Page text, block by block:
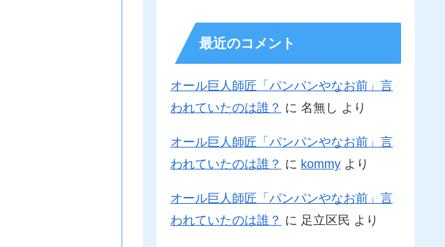
最近のコメント
オール巨人師匠「パンパンやなお前」言
われていたのは誰？ に 名無し より
オール巨人師匠「パンパンやなお前」言
われていたのは誰？ に kommy より
オール巨人師匠「パンパンやなお前」言
われていたのは誰？ に 足立区民 より